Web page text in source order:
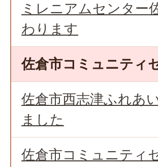
ミレニアムセンター
わります
佐倉市コミュニティ
佐倉市西志津ふれあ
ました
佐倉市コミュニティ